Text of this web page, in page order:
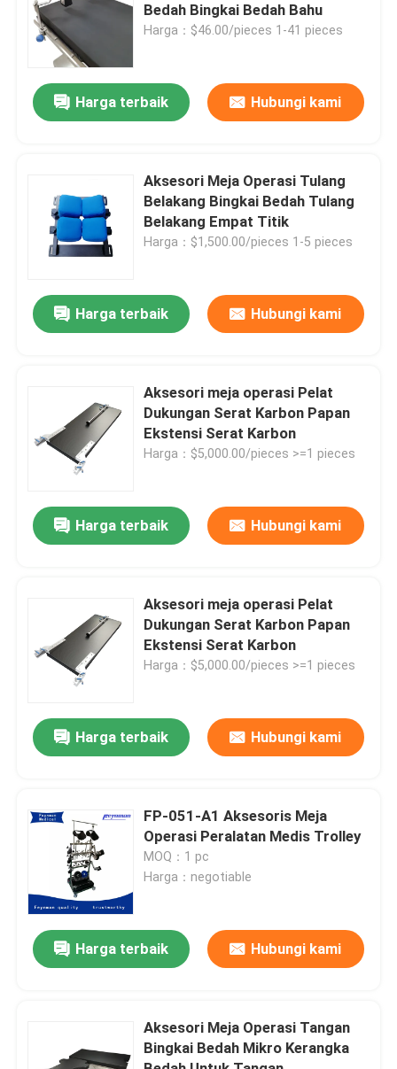
Tentang kita
Wisata pabrik
Hubungi kami
Berita
Aksesori meja operasi
Sistem Hidraulik Meja Operasi
Bedah Bingkai Bedah Bahu
Harga：$46.00/pieces 1-41 pieces
Harga terbaik Hubungi kami
Aksesori Meja Operasi Tulang
Belakang Bingkai Bedah Tulang
Belakang Empat Titik
Harga：$1,500.00/pieces 1-5 pieces
Harga terbaik Hubungi kami
Aksesori meja operasi Pelat
Dukungan Serat Karbon Papan
Ekstensi Serat Karbon
Harga：$5,000.00/pieces >=1 pieces
Harga terbaik Hubungi kami
Aksesori meja operasi Pelat
Dukungan Serat Karbon Papan
Ekstensi Serat Karbon
Harga：$5,000.00/pieces >=1 pieces
Harga terbaik Hubungi kami
FP-051-A1 Aksesoris Meja
Operasi Peralatan Medis Trolley
MOQ：1 pc
Harga：negotiable
Harga terbaik Hubungi kami
Aksesori Meja Operasi Tangan
Bingkai Bedah Mikro Kerangka